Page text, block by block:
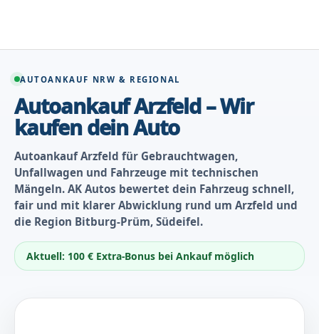
springen
AUTOANKAUF NRW & REGIONAL
Autoankauf Arzfeld – Wir
kaufen dein Auto
Autoankauf Arzfeld für Gebrauchtwagen,
Unfallwagen und Fahrzeuge mit technischen
Mängeln. AK Autos bewertet dein Fahrzeug schnell,
fair und mit klarer Abwicklung rund um Arzfeld und
die Region Bitburg-Prüm, Südeifel.
Aktuell: 100 € Extra-Bonus bei Ankauf möglich